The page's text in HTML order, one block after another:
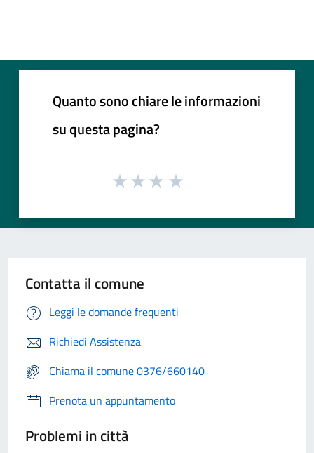
Quanto sono chiare le informazioni
su questa pagina?
Contatta il comune
Leggi le domande frequenti
Richiedi Assistenza
Chiama il comune 0376/660140
Prenota un appuntamento
Problemi in città